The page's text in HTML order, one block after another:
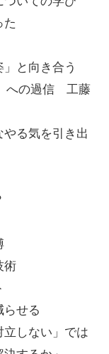
た
と向き合う
への過信 工藤
る気を引き出
術
らせる
しない」では